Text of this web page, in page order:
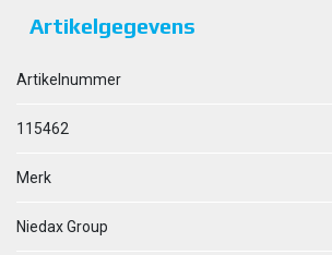
Artikelgegevens
Artikelnummer
115462
Merk
Niedax Group